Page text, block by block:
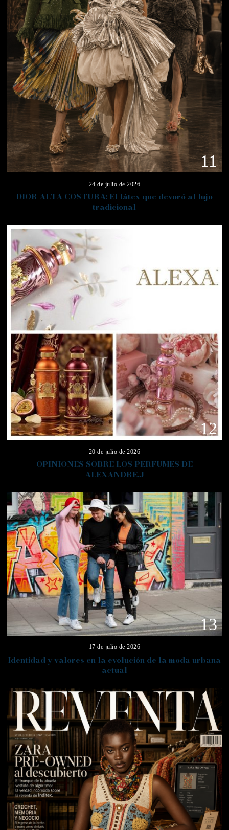
11
24 de julio de 2026
DIOR ALTA COSTURA: El látex que devoró al lujo
tradicional
12
20 de julio de 2026
OPINIONES SOBRE LOS PERFUMES DE
ALEXANDRE.J
13
17 de julio de 2026
Identidad y valores en la evolución de la moda urbana
actual